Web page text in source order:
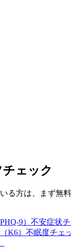
ェック
る方は、まず無
9） 不安症状
K6） 不眠度チェ